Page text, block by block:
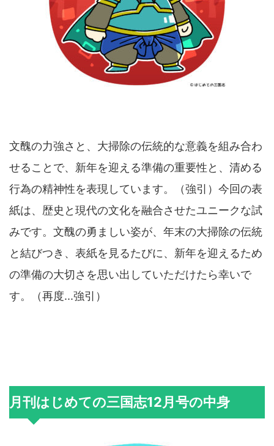
文醜の力強さと、大掃除の伝統的な意義を組み合わ
せることで、新年を迎える準備の重要性と、清める
行為の精神性を表現しています。（強引）今回の表
紙は、歴史と現代の文化を融合させたユニークな試
みです。文醜の勇ましい姿が、年末の大掃除の伝統
と結びつき、表紙を見るたびに、新年を迎えるため
の準備の大切さを思い出していただけたら幸いで
す。（再度...強引）
月刊はじめての三国志12月号の中身